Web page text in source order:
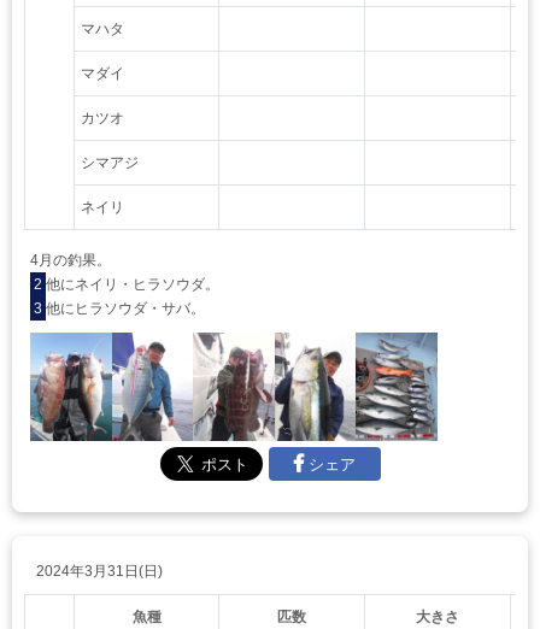
マハタ
マダイ
カツオ
シマアジ
ネイリ
4月の釣果。
2 他にネイリ・ヒラソウダ。
3 他にヒラソウダ・サバ。
シェア
2024年3月31日(日)
魚種 匹数 大きさ